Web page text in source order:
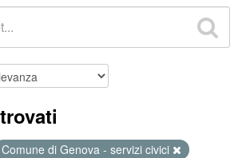
Comune di Genova - servizi civici